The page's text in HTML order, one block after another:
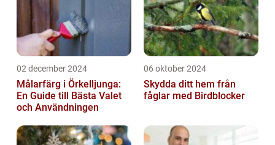
02 december 2024
Målarfärg i Örkelljunga:
En Guide till Bästa Valet
och Användningen
06 oktober 2024
Skydda ditt hem från
fåglar med Birdblocker